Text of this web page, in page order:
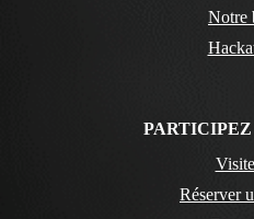
Notre
Réserver